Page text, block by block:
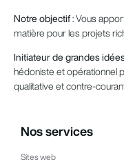
Notre objectif: Vous
matière pour les projets
Initiateur de grandes
hédoniste et opérationnel
qualitative et contre-
Nos services
Sites web